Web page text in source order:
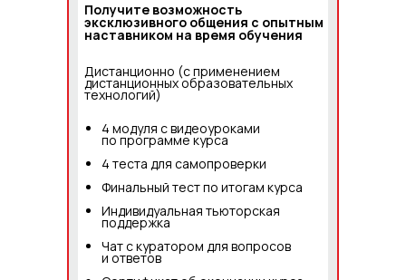
4 модуля с видеоуроками
по программе курса
4 теста для самопроверки
Финальный тест по итогам курса
Индивидуальная тьюторская
поддержка
Чат с куратором для вопросов
и ответов
Дистанционно (с применением
дистанционных образовательных
технологий)
Получите возможность
эксклюзивного общения с опытным
наставником на время обучения